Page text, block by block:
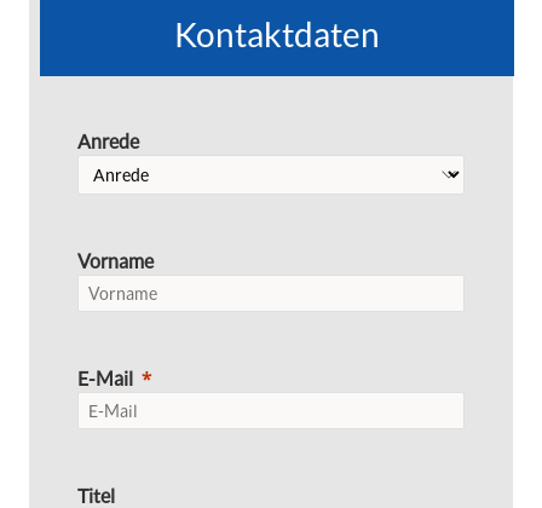
Kontaktdaten
Anrede
Vorname
E-Mail
Titel